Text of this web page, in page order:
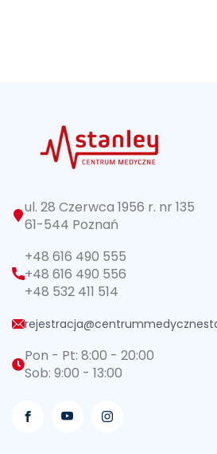
ul. 28 Czerwca 1956 r. nr 135
61-544 Poznań
+48 616 490 555
+48 616 490 556
+48 532 411 514
Pon - Pt: 8:00 - 20:00
Sob: 9:00 - 13:00